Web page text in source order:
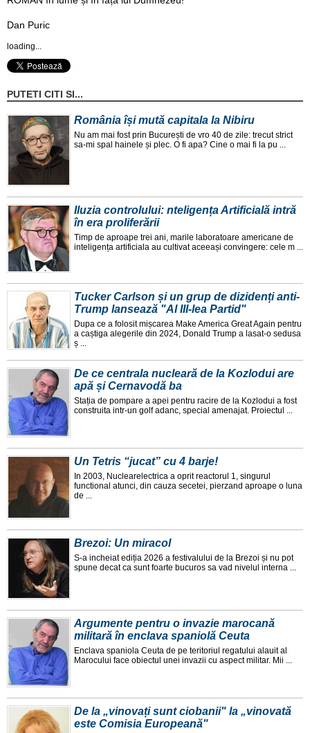
​​​​​​​Dan Puric
loading...
PUTETI CITI SI...
România își mută capitala la Nibiru
Nu am mai fost prin București de vro 40 de zile: trecut strict
sa-mi spal hainele și plec. O fi apa? Cine o mai fi la pu ...
Iluzia controlului: nteligența Artificială intră
în era proliferării
Timp de aproape trei ani, marile laboratoare americane de
inteligența artificiala au cultivat aceeași convingere: cele m ...
Tucker Carlson și un grup de dizidenți anti-
Trump lansează "Al III-lea Partid"
Dupa ce a folosit mișcarea Make America Great Again pentru
a caștiga alegerile din 2024, Donald Trump a lasat-o sedusa
ș ...
De ce centrala nucleară de la Kozlodui are
apă și Cernavodă ba
Stația de pompare a apei pentru racire de la Kozlodui a fost
construita intr-un golf adanc, special amenajat. Proiectul ...
Un Tetris “jucat” cu 4 barje!
In 2003, Nuclearelectrica a oprit reactorul 1, singurul
functional atunci, din cauza secetei, pierzand aproape o luna
de ...
Brezoi: Un miracol
S-a incheiat ediția 2026 a festivalului de la Brezoi și nu pot
spune decat ca sunt foarte bucuros sa vad nivelul interna ...
Argumente pentru o invazie marocană
militară în enclava spaniolă Ceuta
Enclava spaniola Ceuta de pe teritoriul regatului alauit al
Marocului face obiectul unei invazii cu aspect militar. Mii ...
De la „vinovați sunt ciobanii" la „vinovată
este Comisia Europeană"